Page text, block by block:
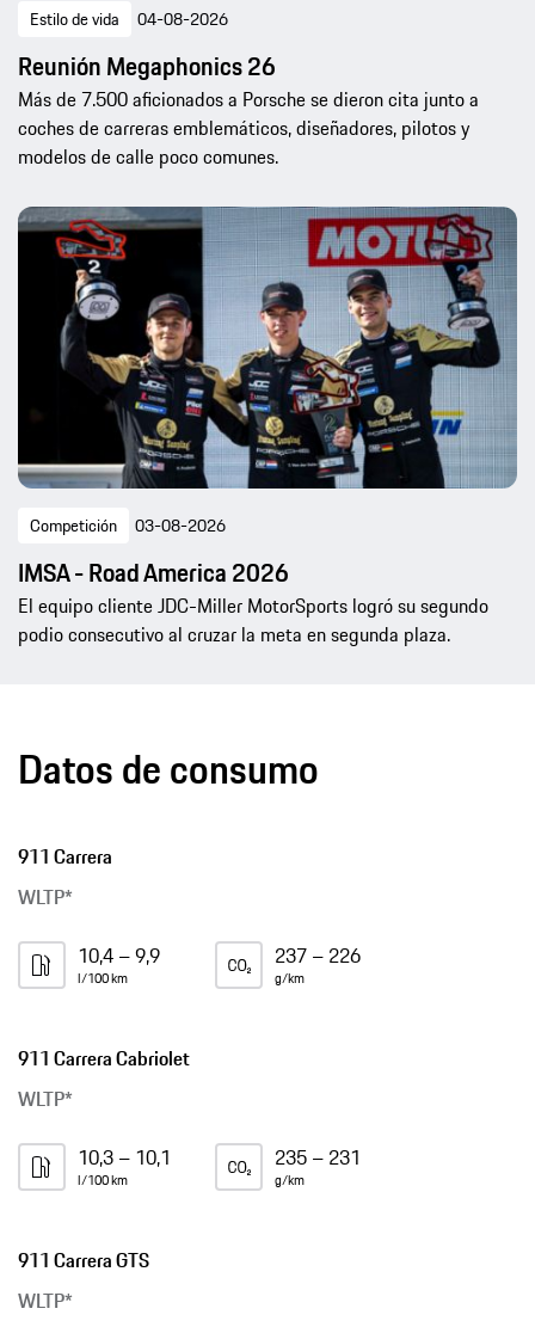
Estilo de vida 04-08-2026
Reunión Megaphonics 26
Más de 7.500 aficionados a Porsche se dieron cita junto a
coches de carreras emblemáticos, diseñadores, pilotos y
modelos de calle poco comunes.
Competición 03-08-2026
IMSA - Road America 2026
El equipo cliente JDC-Miller MotorSports logró su segundo
podio consecutivo al cruzar la meta en segunda plaza.
Datos de consumo
911 Carrera
WLTP*
10,4 – 9,9
l/100 km
237 – 226
g/km
911 Carrera Cabriolet
WLTP*
10,3 – 10,1
l/100 km
235 – 231
g/km
911 Carrera GTS
WLTP*